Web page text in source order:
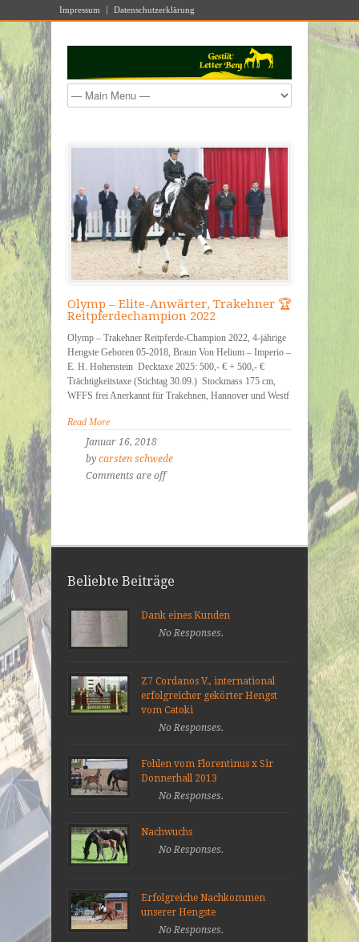
Impressum Datenschutzerklärung
Olymp – Elite-Anwärter, Trakehner 🏆
Reitpferdechampion 2022
Olymp – Trakehner Reitpferde-Champion 2022, 4-jährige
Hengste Geboren 05-2018, Braun Von Helium – Imperio –
E. H. Hohenstein Decktaxe 2025: 500,- € + 500,- €
Trächtigkeitstaxe (Stichtag 30.09.) Stockmass 175 cm,
WFFS frei Anerkannt für Trakehnen, Hannover und Westf
Read More
Januar 16, 2018
by carsten schwede
Comments are off
Beliebte Beiträge
Dank eines Kunden
No Responses.
Z7 Cordanos V., international
erfolgreicher gekörter Hengst
vom Catoki
No Responses.
Fohlen vom Florentinus x Sir
Donnerhall 2013
No Responses.
Nachwuchs
No Responses.
Erfolgreiche Nachkommen
unserer Hengste
No Responses.